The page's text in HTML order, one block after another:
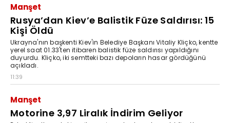
Manşet
Rusya’dan Kiev’e Balistik Füze Saldırısı: 15
Kişi Öldü
Ukrayna'nın başkenti Kiev'in Belediye Başkanı Vitaliy Kliçko, kentte
yerel saat 01.33'ten itibaren balistik füze saldırısı yapıldığını
duyurdu. Kliçko, iki semtteki bazı depoların hasar gördüğünü
açıkladı.
11:39
Manşet
Motorine 3,97 Liralık İndirim Geliyor